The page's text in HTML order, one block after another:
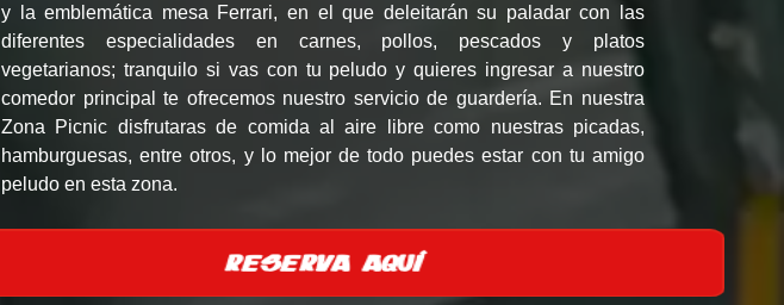
y la emblemática mesa Ferrari, en el que deleitarán su paladar con las
diferentes especialidades en carnes, pollos, pescados y platos
vegetarianos; tranquilo si vas con tu peludo y quieres ingresar a nuestro
comedor principal te ofrecemos nuestro servicio de guardería. En nuestra
Zona Picnic disfrutaras de comida al aire libre como nuestras picadas,
hamburguesas, entre otros, y lo mejor de todo puedes estar con tu amigo
peludo en esta zona.
RESERVA AQUÍ